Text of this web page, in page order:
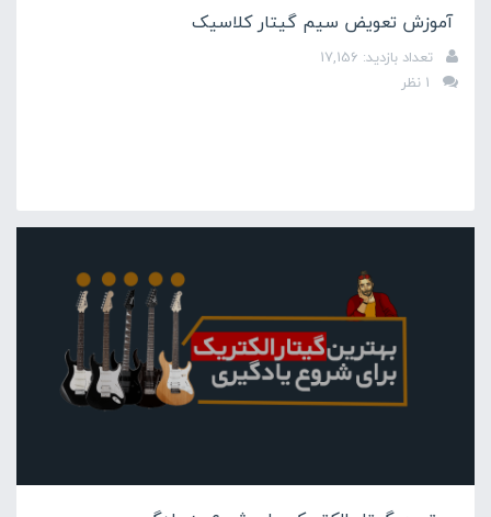
آموزش تعویض سیم گیتار کلاسیک
تعداد بازدید: 17,156